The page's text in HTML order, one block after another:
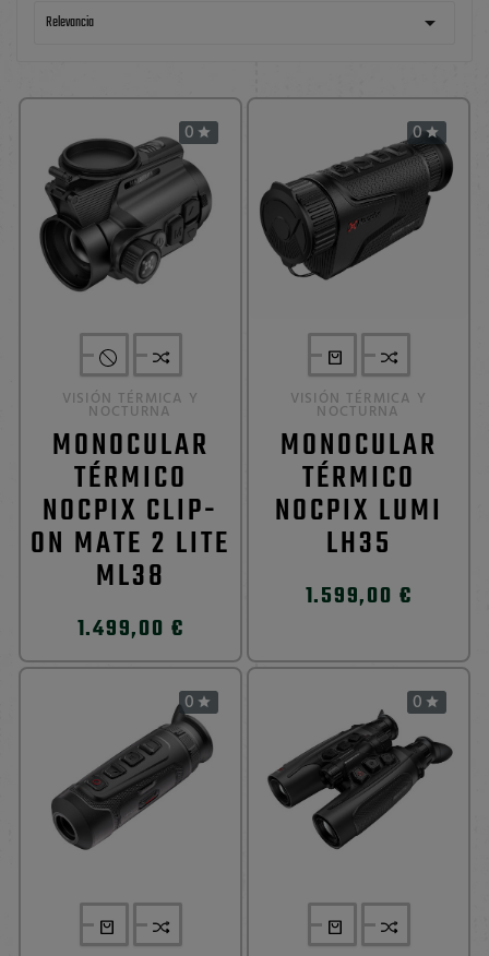
Relevancia 
0 
VISIÓN TÉRMICA Y
NOCTURNA
MONOCULAR
TÉRMICO
NOCPIX CLIP-
ON MATE 2 LITE
ML38
1.499,00 €
0
VISIÓN TÉRMICA Y
NOCTURNA
MONOCULAR
TÉRMICO
NOCPIX LUMI
LH35
1.599,00 €
0  0 